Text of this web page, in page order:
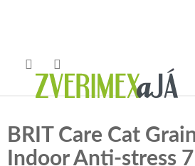
BRIT Care Cat
Indoor Anti-stress